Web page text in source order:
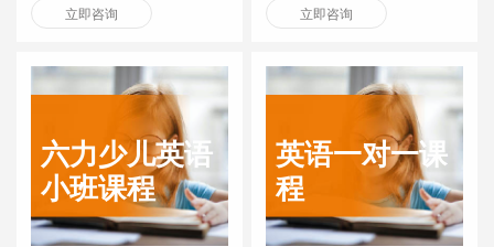
立即咨询 立即咨询
六力少儿英语
小班课程
英语一对一课
程